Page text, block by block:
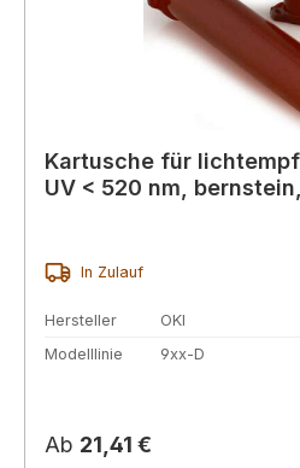
Kartusche für
UV < 520 nm,
In Zulauf
Hersteller
OKI
Modelllinie
9xx-D
Regulärer Preis:
Ab 21,41 €